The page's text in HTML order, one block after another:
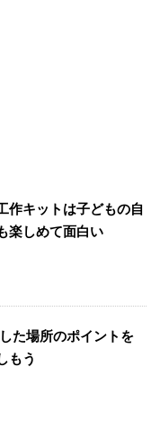
作キットは子どもの自
楽しめて面白い
た場所のポイントを
もう